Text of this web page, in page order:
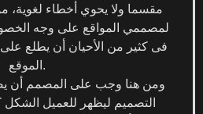
مقسما ولا يحوي أخطاء لغوية،
لمصممي المواقع على وجه
فى كثير من الأحيان أن يطلع
الموقع.
ومن هنا وجب على المصمم أن
التصميم ليظهر للعميل الشكل